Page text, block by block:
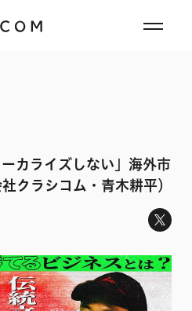
ーカライズしない」海外市
クラシコム・青木耕平）